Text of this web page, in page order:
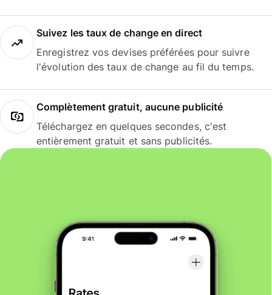
Suivez les taux de change en direct
Enregistrez vos devises préférées pour suivre
l'évolution des taux de change au fil du temps.
Complètement gratuit, aucune publicité
Téléchargez en quelques secondes, c'est
entièrement gratuit et sans publicités.